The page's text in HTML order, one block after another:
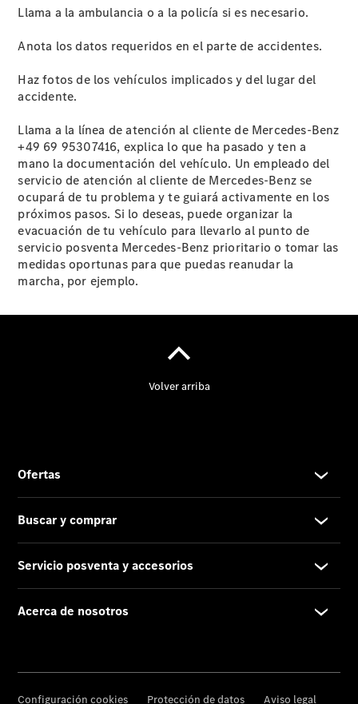
Llama a la ambulancia o a la policía si es necesario.
Anota los datos requeridos en el parte de accidentes.
Haz fotos de los vehículos implicados y del lugar del
accidente.
Llama a la línea de atención al cliente de Mercedes-Benz
+49 69 95307416, explica lo que ha pasado y ten a
mano la documentación del vehículo. Un empleado del
servicio de atención al cliente de Mercedes-Benz se
ocupará de tu problema y te guiará activamente en los
próximos pasos. Si lo deseas, puede organizar la
evacuación de tu vehículo para llevarlo al punto de
servicio posventa Mercedes-Benz prioritario o tomar las
medidas oportunas para que puedas reanudar la
marcha, por ejemplo.